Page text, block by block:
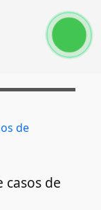
casos de